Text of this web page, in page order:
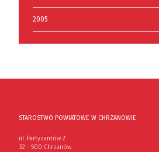
2005
STAROSTWO POWIATOWE W CHRZANOWIE
ul. Partyzantów 2
32 - 500 Chrzanów